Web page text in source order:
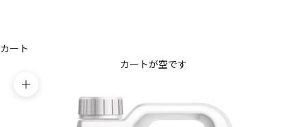
カート
カートが空です
ズームイン